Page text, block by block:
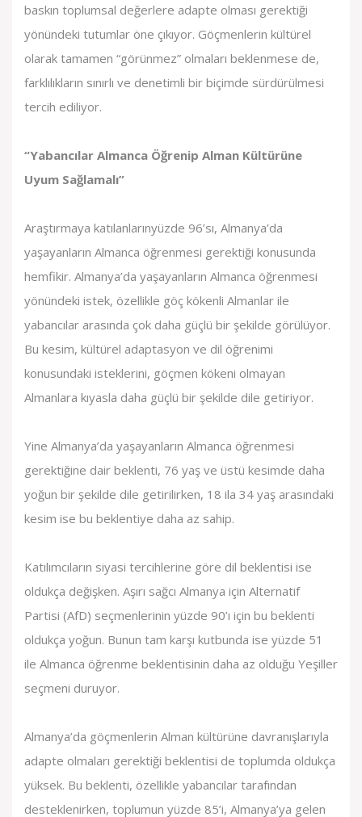
baskın toplumsal değerlere adapte olması gerektiği
yönündeki tutumlar öne çıkıyor. Göçmenlerin kültürel
olarak tamamen “görünmez” olmaları beklenmese de,
farklılıkların sınırlı ve denetimli bir biçimde sürdürülmesi
tercih ediliyor.
“Yabancılar Almanca Öğrenip Alman Kültürüne
Uyum Sağlamalı”
Araştırmaya katılanlarınyüzde 96’sı, Almanya’da
yaşayanların Almanca öğrenmesi gerektiği konusunda
hemfikir. Almanya’da yaşayanların Almanca öğrenmesi
yönündeki istek, özellikle göç kökenli Almanlar ile
yabancılar arasında çok daha güçlü bir şekilde görülüyor.
Bu kesim, kültürel adaptasyon ve dil öğrenimi
konusundaki isteklerini, göçmen kökeni olmayan
Almanlara kıyasla daha güçlü bir şekilde dile getiriyor.
Yine Almanya’da yaşayanların Almanca öğrenmesi
gerektiğine dair beklenti, 76 yaş ve üstü kesimde daha
yoğun bir şekilde dile getirilirken, 18 ila 34 yaş arasındaki
kesim ise bu beklentiye daha az sahip.
Katılımcıların siyasi tercihlerine göre dil beklentisi ise
oldukça değişken. Aşırı sağcı Almanya için Alternatif
Partisi (AfD) seçmenlerinin yüzde 90’ı için bu beklenti
oldukça yoğun. Bunun tam karşı kutbunda ise yüzde 51
ile Almanca öğrenme beklentisinin daha az olduğu Yeşiller
seçmeni duruyor.
Almanya’da göçmenlerin Alman kültürüne davranışlarıyla
adapte olmaları gerektiği beklentisi de toplumda oldukça
yüksek. Bu beklenti, özellikle yabancılar tarafından
desteklenirken, toplumun yüzde 85’i, Almanya’ya gelen